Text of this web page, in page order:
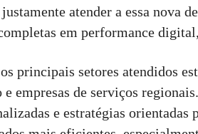
atender a essa nova
em performance
principais setores atendidos
e empresas de serviços
e estratégias orientadas